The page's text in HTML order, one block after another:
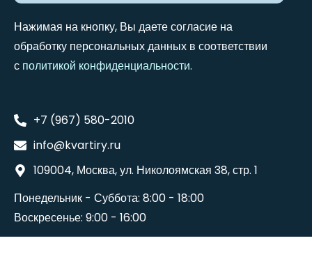
Нажимая на кнопку, Вы даете согласие на
обработку персональных данных в соответствии
с политикой конфиденциальности.
+7 (967) 580-2010
info@kvartiry.ru
109004, Москва, ул. Николоямская 38, стр. 1
Понедельник - Суббота: 8:00 - 18:00
Воскресенье: 9:00 - 16:00